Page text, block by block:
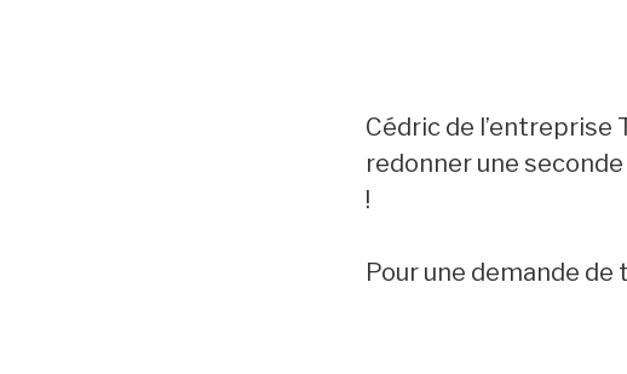
Cédric de l’entreprise
redonner une
!
Pour une demande de